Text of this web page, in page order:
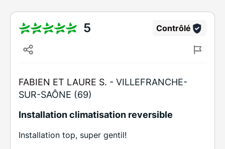
5 Contrôlé
FABIEN ET LAURE S. - VILLEFRANCHE-
SUR-SAÔNE (69)
Installation climatisation reversible
Installation top, super gentil!